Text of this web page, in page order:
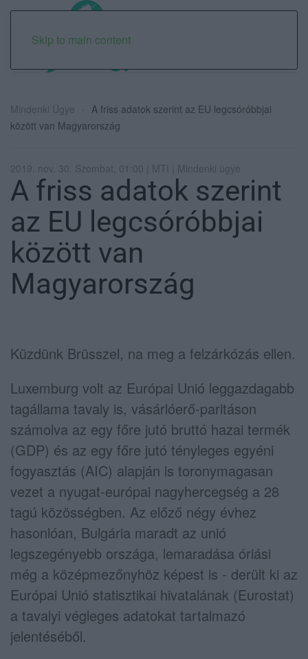
Skip to main content
Mindenki Ügye
A friss adatok szerint az EU legcsóróbbjai
között van Magyarország
2019. nov. 30. Szombat, 01:00 | MTI | Mindenki ügye
A friss adatok szerint
az EU legcsóróbbjai
között van
Magyarország
Küzdünk Brüsszel, na meg a felzárkózás ellen.
Luxemburg volt az Európai Unió leggazdagabb
tagállama tavaly is, vásárlóerő-paritáson
számolva az egy főre jutó bruttó hazai termék
(GDP) és az egy főre jutó tényleges egyéni
fogyasztás (AIC) alapján is toronymagasan
vezet a nyugat-európai nagyhercegség a 28
tagú közösségben. Az előző négy évhez
hasonlóan, Bulgária maradt az unió
legszegényebb országa, lemaradása óriási
még a középmezőnyhöz képest is - derült ki az
Európai Unió statisztikai hivatalának (Eurostat)
a tavalyi végleges adatokat tartalmazó
jelentéséből.